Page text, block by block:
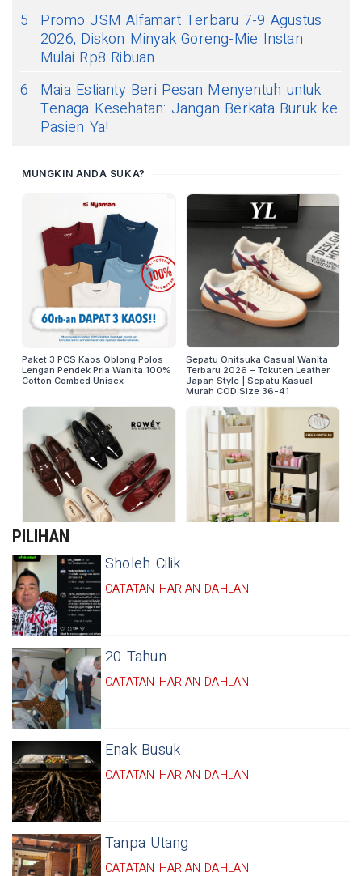
5
Promo JSM Alfamart Terbaru 7-9 Agustus
2026, Diskon Minyak Goreng-Mie Instan
Mulai Rp8 Ribuan
6
Maia Estianty Beri Pesan Menyentuh untuk
Tenaga Kesehatan: Jangan Berkata Buruk ke
Pasien Ya!
PILIHAN
Sholeh Cilik
CATATAN HARIAN DAHLAN
20 Tahun
CATATAN HARIAN DAHLAN
Enak Busuk
CATATAN HARIAN DAHLAN
Tanpa Utang
CATATAN HARIAN DAHLAN